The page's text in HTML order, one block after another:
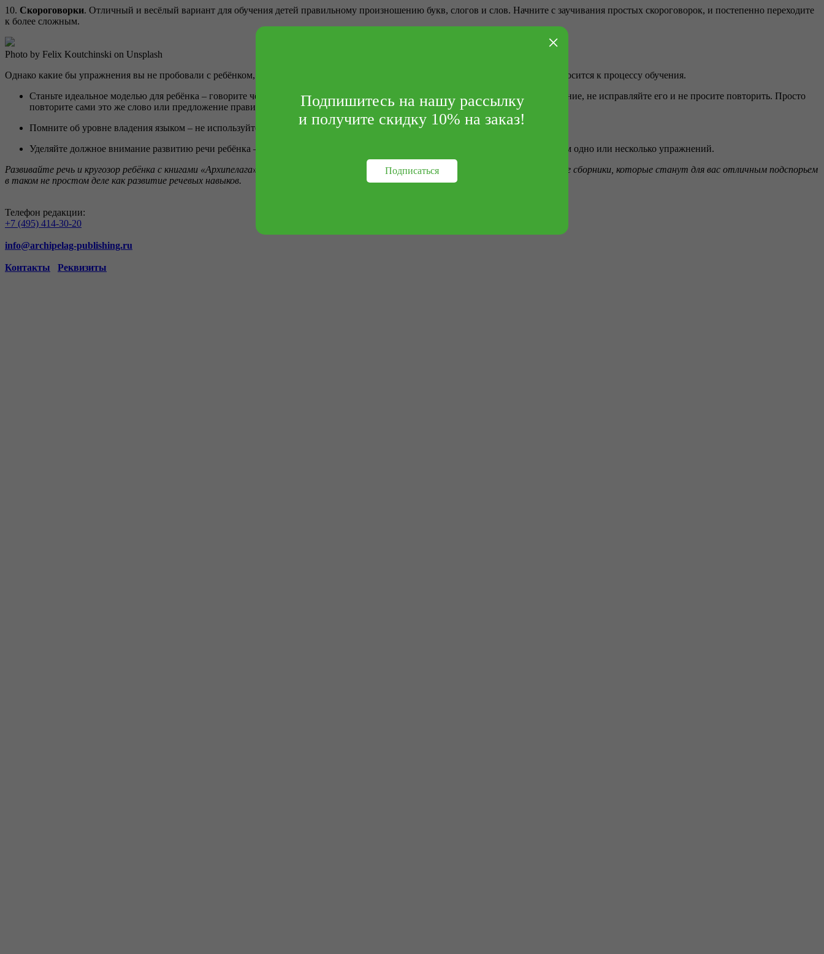
10. Скороговорки. Отличный и весёлый вариант для обучения детей правильному произношению букв, слогов и слов. Начните с заучивания простых скороговорок, и постепенно переходите
к более сложным.
Photo by Felix Koutchinski on Unsplash
Однако какие бы упражнения вы не пробовали с ребёнком, главное для родителя – самому быть хорошим примером и терпеливо относится к процессу обучения.
Станьте идеальное моделью для ребёнка – говорите чётко и медленно. Если малыш неправильно произнёс слово или предложение, не исправляйте его и не просите повторить. Просто
повторите сами это же слово или предложение правильно.
Помните об уровне владения языком – не используйте слова или предложения, которые ваш ребёнок ещё не понимает.
Уделяйте должное внимание развитию речи ребёнка – не отвлекайтесь на посторонние дела, а спокойно сядьте и сделайте с ним одно или несколько упражнений.
Развивайте речь и кругозор ребёнка с книгами «Архипелага». Пройдя по ссылкам, расставленным под ключевыми словами, вы найдёте сборники, которые станут для вас отличным подспорьем
в таком не простом деле как развитие речевых навыков.
Телефон редакции:
+7 (495) 414-30-20
info@archipelag-publishing.ru
Контакты Реквизиты
×
Подпишитесь на нашу рассылку
и получите скидку 10% на заказ!
Подписаться